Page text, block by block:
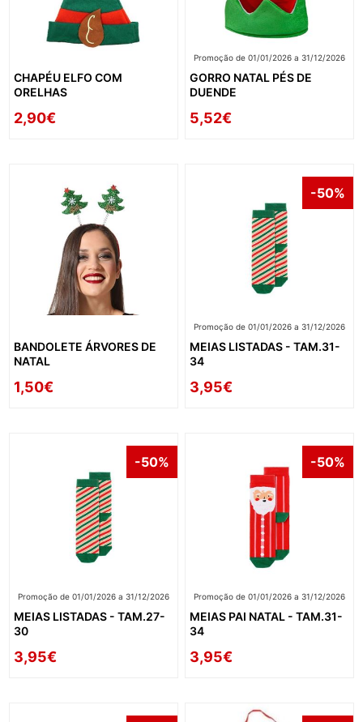
CHAPÉU ELFO COM
ORELHAS
2,90€
Promoção de 01/01/2026 a 31/12/2026
GORRO NATAL PÉS DE
DUENDE
5,52€
BANDOLETE ÁRVORES DE
NATAL
1,50€
-50%
Promoção de 01/01/2026 a 31/12/2026
MEIAS LISTADAS - TAM.31-
34
3,95€
-50%
Promoção de 01/01/2026 a 31/12/2026
MEIAS LISTADAS - TAM.27-
30
3,95€
-50%
Promoção de 01/01/2026 a 31/12/2026
MEIAS PAI NATAL - TAM.31-
34
3,95€